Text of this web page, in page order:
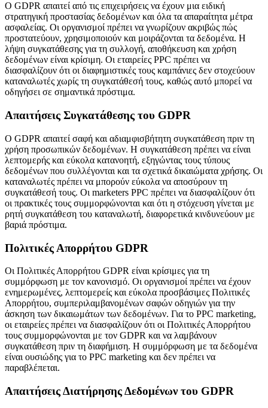
Ο GDPR απαιτεί από τις επιχειρήσεις να έχουν μια ειδική
στρατηγική προστασίας δεδομένων και όλα τα απαραίτητα μέτρα
ασφαλείας. Οι οργανισμοί πρέπει να γνωρίζουν ακριβώς πώς
προστατεύουν, χρησιμοποιούν και μοιράζονται τα δεδομένα. Η
λήψη συγκατάθεσης για τη συλλογή, αποθήκευση και χρήση
δεδομένων είναι κρίσιμη. Οι εταιρείες PPC πρέπει να
διασφαλίζουν ότι οι διαφημιστικές τους καμπάνιες δεν στοχεύουν
καταναλωτές χωρίς τη συγκατάθεσή τους, καθώς αυτό μπορεί να
οδηγήσει σε σημαντικά πρόστιμα.
Απαιτήσεις Συγκατάθεσης του GDPR
Ο GDPR απαιτεί σαφή και αδιαμφισβήτητη συγκατάθεση πριν τη
χρήση προσωπικών δεδομένων. Η συγκατάθεση πρέπει να είναι
λεπτομερής και εύκολα κατανοητή, εξηγώντας τους τύπους
δεδομένων που συλλέγονται και τα σχετικά δικαιώματα χρήσης. Οι
καταναλωτές πρέπει να μπορούν εύκολα να αποσύρουν τη
συγκατάθεσή τους. Οι marketers PPC πρέπει να διασφαλίζουν ότι
οι πρακτικές τους συμμορφώνονται και ότι η στόχευση γίνεται με
ρητή συγκατάθεση του καταναλωτή, διαφορετικά κινδυνεύουν με
βαριά πρόστιμα.
Πολιτικές Απορρήτου GDPR
Οι Πολιτικές Απορρήτου GDPR είναι κρίσιμες για τη
συμμόρφωση με τον κανονισμό. Οι οργανισμοί πρέπει να έχουν
ενημερωμένες, λεπτομερείς και εύκολα προσβάσιμες Πολιτικές
Απορρήτου, συμπεριλαμβανομένων σαφών οδηγιών για την
άσκηση των δικαιωμάτων των δεδομένων. Για το PPC marketing,
οι εταιρείες πρέπει να διασφαλίζουν ότι οι Πολιτικές Απορρήτου
τους συμμορφώνονται με τον GDPR και να λαμβάνουν
συγκατάθεση πριν τη διαφήμιση. Η συμμόρφωση με τα δεδομένα
είναι ουσιώδης για το PPC marketing και δεν πρέπει να
παραβλέπεται.
Απαιτήσεις Διατήρησης Δεδομένων του GDPR